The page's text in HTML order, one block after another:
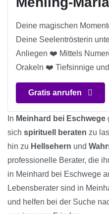
Deine magischen
Deine Seelentrösterin
Anliegen ❤️ Mittels
Orakeln ❤️ Tiefsinnige
Gratis anrufen
In Meinhard bei Eschwege
sich spirituell beraten zu
hin zu Hellsehern und
professionelle Berater, die
in Meinhard bei Eschwege
Lebensberater sind in
und helfen bei der Suche